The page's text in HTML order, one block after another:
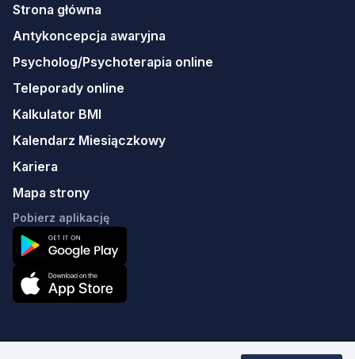
Strona główna
Antykoncepcja awaryjna
Psycholog/Psychoterapia online
Teleporady online
Kalkulator BMI
Kalendarz Miesiączkowy
Kariera
Mapa strony
Pobierz aplikację